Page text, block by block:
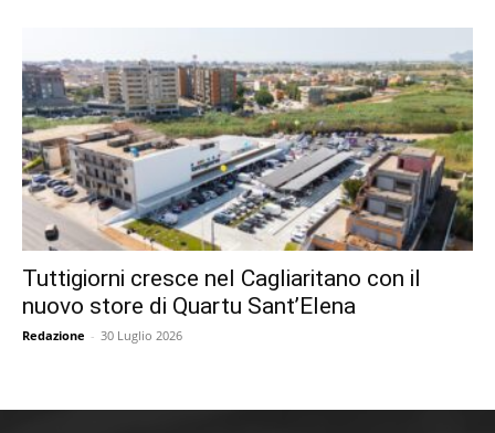
Tuttigiorni cresce nel Cagliaritano con il
nuovo store di Quartu Sant’Elena
Redazione - 30 Luglio 2026